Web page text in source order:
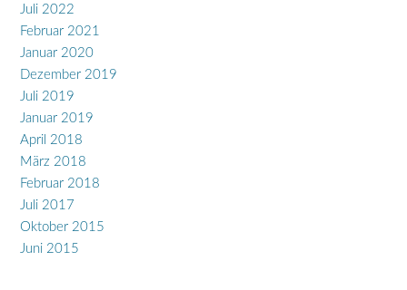
Juli 2022
Februar 2021
Januar 2020
Dezember 2019
Juli 2019
Januar 2019
April 2018
März 2018
Februar 2018
Juli 2017
Oktober 2015
Juni 2015